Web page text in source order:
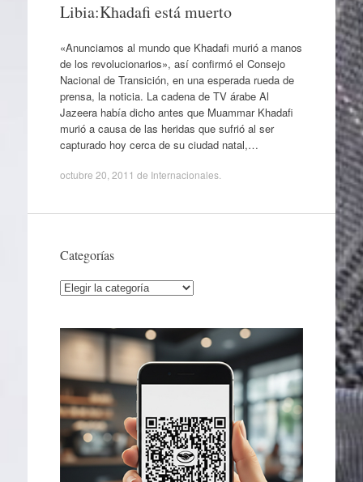
Libia:Khadafi está muerto
«Anunciamos al mundo que Khadafi murió a manos
de los revolucionarios», así confirmó el Consejo
Nacional de Transición, en una esperada rueda de
prensa, la noticia. La cadena de TV árabe Al
Jazeera había dicho antes que Muammar Khadafi
murió a causa de las heridas que sufrió al ser
capturado hoy cerca de su ciudad natal,…
octubre 20, 2011 de Internacionales.
Categorías
Categorías